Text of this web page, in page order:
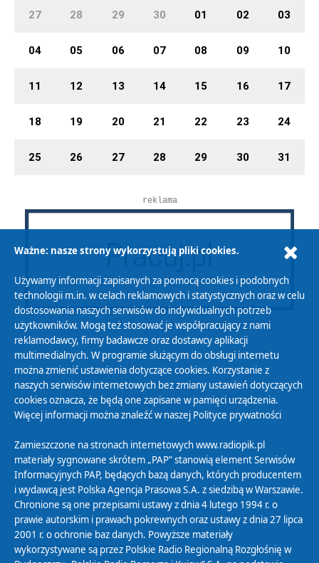
27 28 29 30 01 02 03
04 05 06 07 08 09 10
11 12 13 14 15 16 17
18 19 20 21 22 23 24
25 26 27 28 29 30 31
reklama
Polityka Prywatności
Zasady korzystania z Serwisu
Organizacje Pożytku Publicznego
Cyfryzacja DAB+
Polityka ochrony danych osobowych
Abonament
Zamówienia publiczne
Biuletyn Informacji Publicznej
Ważne: nasze strony wykorzystują pliki cookies.
Używamy informacji zapisanych za pomocą cookies i podobnych
technologii m.in. w celach reklamowych i statystycznych oraz w celu
dostosowania naszych serwisów do indywidualnych potrzeb
użytkowników. Mogą też stosować je współpracujący z nami
reklamodawcy, firmy badawcze oraz dostawcy aplikacji
multimedialnych. W programie służącym do obsługi internetu
można zmienić ustawienia dotyczące cookies. Korzystanie z
naszych serwisów internetowych bez zmiany ustawień dotyczących
cookies oznacza, że będą one zapisane w pamięci urządzenia.
Więcej informacji można znaleźć w naszej Polityce prywatności
Zamieszczone na stronach internetowych www.radiopik.pl
materiały sygnowane skrótem „PAP” stanowią element Serwisów
Informacyjnych PAP, będących bazą danych, których producentem
i wydawcą jest Polska Agencja Prasowa S.A. z siedzibą w Warszawie.
Chronione są one przepisami ustawy z dnia 4 lutego 1994 r. o
prawie autorskim i prawach pokrewnych oraz ustawy z dnia 27 lipca
2001 r. o ochronie baz danych. Powyższe materiały
wykorzystywane są przez Polskie Radio Regionalną Rozgłośnię w